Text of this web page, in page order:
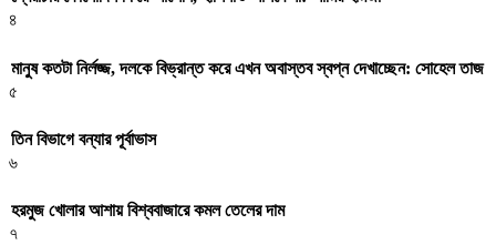
৪
মানুষ কতটা নির্লজ্জ, দলকে বিভ্রান্ত করে এখন অবাস্তব স্বপ্ন দেখাচ্ছেন: সোহেল তাজ
৫
তিন বিভাগে বন্যার পূর্বাভাস
৬
হরমুজ খোলার আশায় বিশ্ববাজারে কমল তেলের দাম
৭